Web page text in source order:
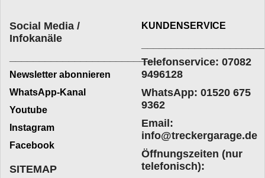
Social Media /
Infokanäle
_________________________
Newsletter abonnieren
WhatsApp-Kanal
Youtube
Instagram
Facebook
KUNDENSERVICE
Telefonservice: 07082
9496128
WhatsApp: 01520 675
9362
Email:
info@treckergarage.de
Öffnungszeiten (nur
telefonisch):
SITEMAP